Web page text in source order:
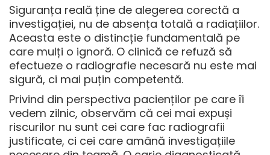
Siguranța reală ține de alegerea corectă a
investigației, nu de absența totală a radiațiilor.
Aceasta este o distincție fundamentală pe
care mulți o ignoră. O clinică ce refuză să
efectueze o radiografie necesară nu este mai
sigură, ci mai puțin competentă.
Privind din perspectiva pacienților pe care îi
vedem zilnic, observăm că cei mai expuși
riscurilor nu sunt cei care fac radiografii
justificate, ci cei care amână investigațiile